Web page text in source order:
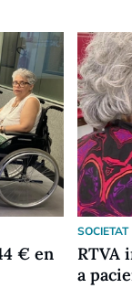
€ en
SOCIETAT
RTVA
a